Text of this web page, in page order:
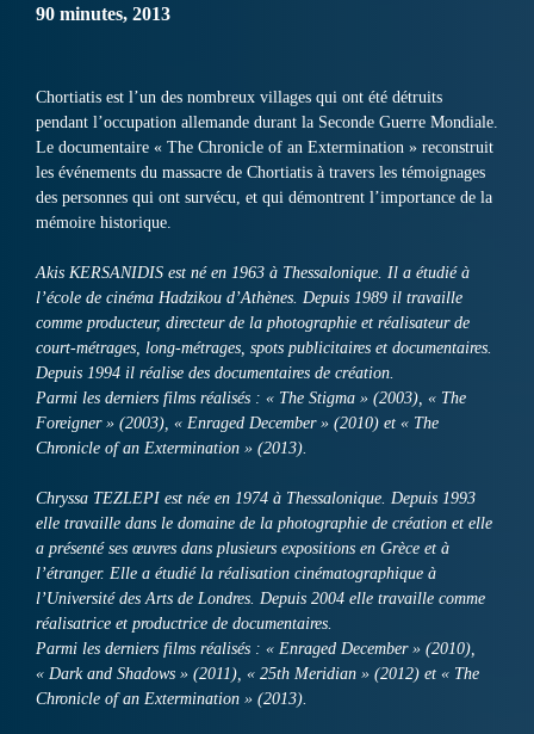
90 minutes, 2013
Chortiatis est l’un des nombreux villages qui ont été détruits
pendant l’occupation allemande durant la Seconde Guerre Mondiale.
Le documentaire « The Chronicle of an Extermination » reconstruit
les événements du massacre de Chortiatis à travers les témoignages
des personnes qui ont survécu, et qui démontrent l’importance de la
mémoire historique.
Akis KERSANIDIS est né en 1963 à Thessalonique. Il a étudié à
l’école de cinéma Hadzikou d’Athènes. Depuis 1989 il travaille
comme producteur, directeur de la photographie et réalisateur de
court-métrages, long-métrages, spots publicitaires et documentaires.
Depuis 1994 il réalise des documentaires de création.
Parmi les derniers films réalisés : « The Stigma » (2003), « The
Foreigner » (2003), « Enraged December » (2010) et « The
Chronicle of an Extermination » (2013).
Chryssa TEZLEPI est née en 1974 à Thessalonique. Depuis 1993
elle travaille dans le domaine de la photographie de création et elle
a présenté ses œuvres dans plusieurs expositions en Grèce et à
l’étranger. Elle a étudié la réalisation cinématographique à
l’Université des Arts de Londres. Depuis 2004 elle travaille comme
réalisatrice et productrice de documentaires.
Parmi les derniers films réalisés : « Enraged December » (2010),
« Dark and Shadows » (2011), « 25th Meridian » (2012) et « The
Chronicle of an Extermination » (2013).